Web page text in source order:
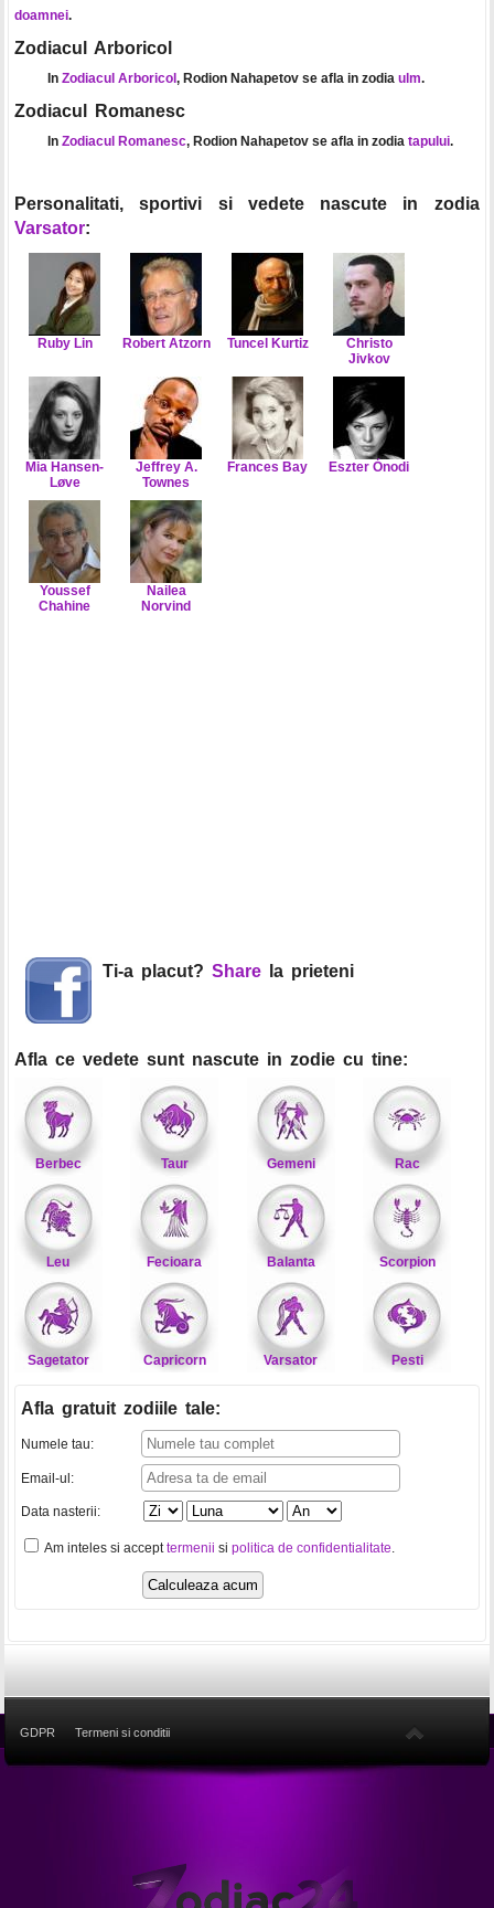
doamnei.
Zodiacul Arboricol
In Zodiacul Arboricol , Rodion Nahapetov se afla in zodia ulm.
Zodiacul Romanesc
In Zodiacul Romanesc, Rodion Nahapetov se afla in zodia tapului.
Personalitati, sportivi si vedete nascute in zodia
Varsator:
Ruby Lin Robert Atzorn Tuncel Kurtiz
Christo
Jivkov
Mia Hansen-
Løve
Jeffrey A.
Townes
Frances Bay Eszter Ónodi
Youssef
Chahine
Nailea
Norvind
Ti-a placut? Share la prieteni
Afla ce vedete sunt nascute in zodie cu tine:
Berbec Taur Gemeni Rac
Leu Fecioara Balanta Scorpion
Sagetator Capricorn Varsator Pesti
Afla gratuit zodiile tale:
Numele tau:
Email-ul:
Data nasterii:
Am inteles si accepttermenii si politica de confidentialitate.
GDPR Termeni si conditii